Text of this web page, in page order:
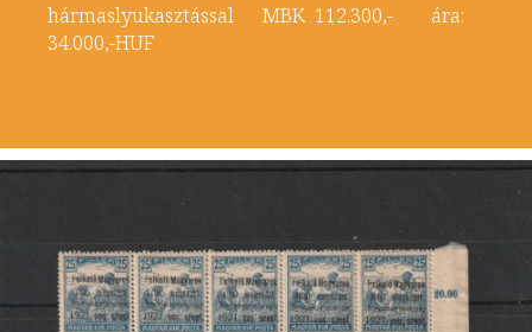
hármaslyukasztással MBK 112.300,- ára:
34.000,-HUF